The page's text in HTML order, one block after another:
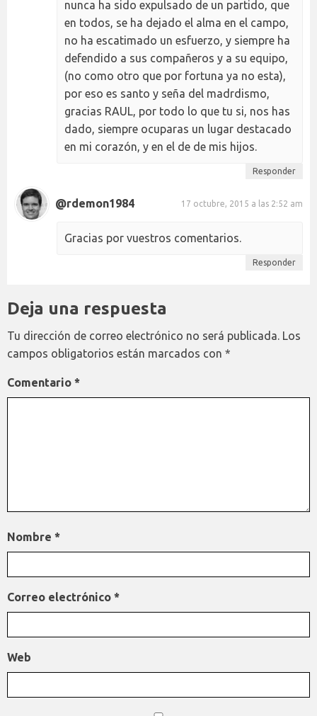
nunca ha sido expulsado de un partido, que
en todos, se ha dejado el alma en el campo,
no ha escatimado un esfuerzo, y siempre ha
defendido a sus compañeros y a su equipo,
(no como otro que por fortuna ya no esta),
por eso es santo y seña del madrdismo,
gracias RAUL, por todo lo que tu si, nos has
dado, siempre ocuparas un lugar destacado
en mi corazón, y en el de de mis hijos.
Responder
@rdemon1984 17 octubre, 2015 a las 2:52 am
Gracias por vuestros comentarios.
Responder
Deja una respuesta
Tu dirección de correo electrónico no será publicada. Los
campos obligatorios están marcados con *
Comentario *
Nombre *
Correo electrónico *
Web